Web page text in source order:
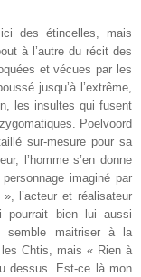
des étincelles, mais
à l’autre du récit des
et vécues par les
jusqu’à l’extrême,
les insultes qui fusent
Poelvoord
sur-mesure pour sa
l’homme s’en donne
imaginé par
l’acteur et réalisateur
pourrait bien lui aussi
semble maitriser à la
les Chtis, mais « Rien à
dessus. Est-ce là mon